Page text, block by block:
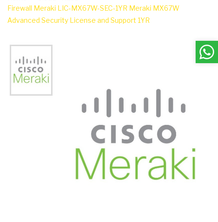
Firewall Meraki LIC-MX67W-SEC-1YR Meraki MX67W
Advanced Security License and Support 1YR